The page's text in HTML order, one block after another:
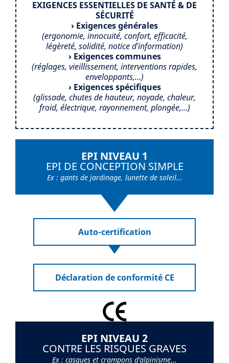
EXIGENCES ESSENTIELLES DE SANTÉ & DE
SÉCURITÉ
› Exigences générales
(ergonomie, innocuité, confort, efficacité,
légèreté, solidité, notice d’information)
› Exigences communes
(réglages, vieillissement, interventions rapides,
enveloppants,...)
› Exigences spécifiques
(glissade, chutes de hauteur, noyade, chaleur,
froid, électrique, rayonnement, plongée,...)
EPI NIVEAU 1
EPI DE CONCEPTION SIMPLE
Ex : gants de jardinage, lunette de soleil...
Auto-certification
Déclaration de conformité CE
EPI NIVEAU 2
CONTRE LES RISQUES GRAVES
Ex : casques et crampons d’alpinisme...